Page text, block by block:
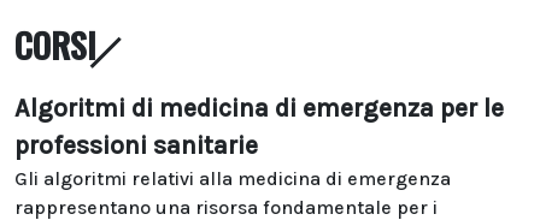
CORSI
Algoritmi di medicina di emergenza per le
professioni sanitarie
Gli algoritmi relativi alla medicina di emergenza
rappresentano una risorsa fondamentale per i